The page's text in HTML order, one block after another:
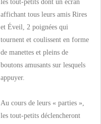
les tout-petits dont un écran
affichant tous leurs amis Rires
et Éveil, 2 poignées qui
tournent et coulissent en forme
de manettes et pleins de
boutons amusants sur lesquels
appuyer.
Au cours de leurs « parties »,
les tout-petits déclencheront